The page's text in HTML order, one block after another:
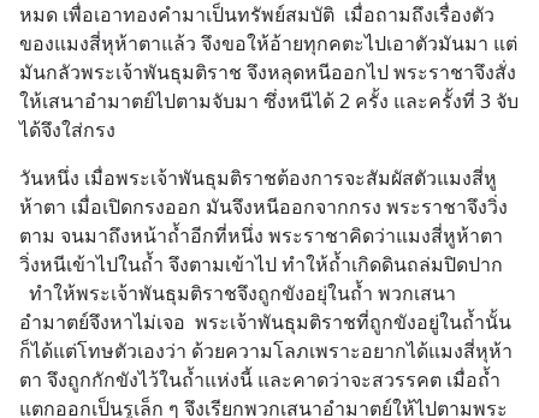
หมด เพื่อเอาทองคำมาเป็นทรัพย์สมบัติ  เมื่อถามถึงเรื่องตัว
ของแมงสี่หุห้าตาแล้ว จึงขอให้อ้ายทุกคตะไปเอาตัวมันมา แต่
มันกลัวพระเจ้าพันธุมติราช จึงหลุดหนีออกไป พระราชาจึงสั่ง
ให้เสนาอำมาตย์ไปตามจับมา ซึ่งหนีได้ 2 ครั้ง และครั้งที่ 3 จับ
ได้จึงใส่กรง
วันหนึ่ง เมื่อพระเจ้าพันธุมติราชต้องการจะสัมผัสตัวแมงสี่หู
ห้าตา เมื่อเปิดกรงออก มันจึงหนีออกจากกรง พระราชาจึงวิ่ง
ตาม จนมาถึงหน้าถ้ำอีกที่หนึ่ง พระราชาคิดว่าแมงสี่หูห้าตา
วิ่งหนีเข้าไปในถ้ำ จึงตามเข้าไป ทำให้ถ้ำเกิดดินถล่มปิดปาก
อำมาตย์จึงหาไม่เจอ  พระเจ้าพันธุมติราชที่ถูกขังอยู่ในถ้ำนั้น
ก็ได้แต่โทษตัวเองว่า ด้วยความโลภเพราะอยากได้แมงสี่หุห้า
ตา จึงถูกกักขังไว้ในถ้ำแห่งนี้ และคาดว่าจะสวรรคต เมื่อถ้ำ
แตกออกเป็นรูเล็ก ๆ จึงเรียกพวกเสนาอำมาตย์ให้ไปตามพระ